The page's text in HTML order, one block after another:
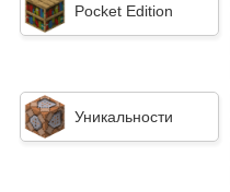
Pocket Edition
Уникальности